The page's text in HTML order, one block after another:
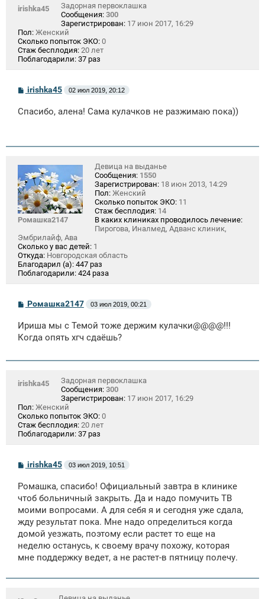
irishka45
Задорная первоклашка
Сообщения: 300
Зарегистрирован: 17 июн 2017, 16:29
Пол: Женский
Сколько попыток ЭКО: 0
Стаж бесплодия: 20 лет
Поблагодарили: 37 раз
С
о
б
и
irishka45 02 июл 2019, 20:12
Спасибо, алена! Сама кулачков не разжимаю пока))
Ромашка2147
Девица на выданье
Сообщения: 1550
Зарегистрирован: 18 июн 2013, 14:29
Пол: Женский
Сколько попыток ЭКО: 11
Стаж бесплодия: 14
В каких клиниках проводилось лечение:
Пирогова, Иналмед, Адванс клиник,
Эмбрилайф, Ава
Сколько у вас детей: 1
Откуда: Новгородская область
Благодарил (а): 447 раз
Поблагодарили: 424 раза
С
о
б
щ
и
Ромашка2147 03 июл 2019, 00:21
Ириша мы с Темой тоже держим кулачки@@@@!!!
Когда опять хгч сдаёшь?
irishka45
Задорная первоклашка
Сообщения: 300
Зарегистрирован: 17 июн 2017, 16:29
Пол: Женский
Сколько попыток ЭКО: 0
Стаж бесплодия: 20 лет
Поблагодарили: 37 раз
С
о
б
щ
н
и
irishka45 03 июл 2019, 10:51
Ромашка, спасибо! Официальный завтра в клинике
чтоб больничный закрыть. Да и надо помучить ТВ
моими вопросами. А для себя я и сегодня уже сдала,
жду результат пока. Мне надо определиться когда
домой уезжать, поэтому если растет то еще на
неделю останусь, к своему врачу похожу, которая
мне поддержку ведет, а не растет-в пятницу полечу.